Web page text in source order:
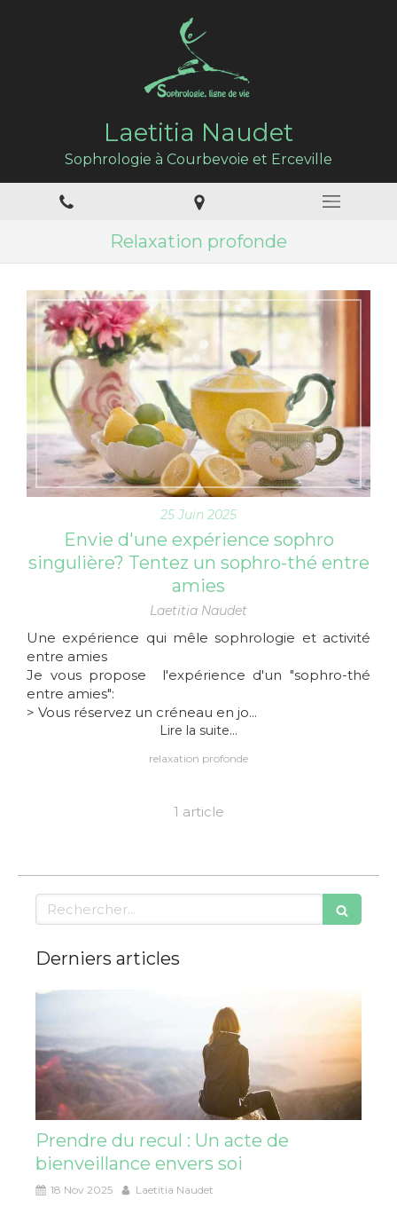
Laetitia Naudet
Sophrologie à Courbevoie et Erceville
Relaxation profonde
25 Juin 2025
Envie d'une expérience sophro
singulière? Tentez un sophro-thé entre
amies
Laetitia Naudet
Une expérience qui mêle sophrologie et activité
entre amies
Je vous propose l'expérience d'un "sophro-thé
entre amies":
> Vous réservez un créneau en jo...
Lire la suite...
relaxation profonde
1 article
Rechercher
Derniers articles
Prendre du recul : Un acte de
bienveillance envers soi
18 Nov 2025 Laetitia Naudet